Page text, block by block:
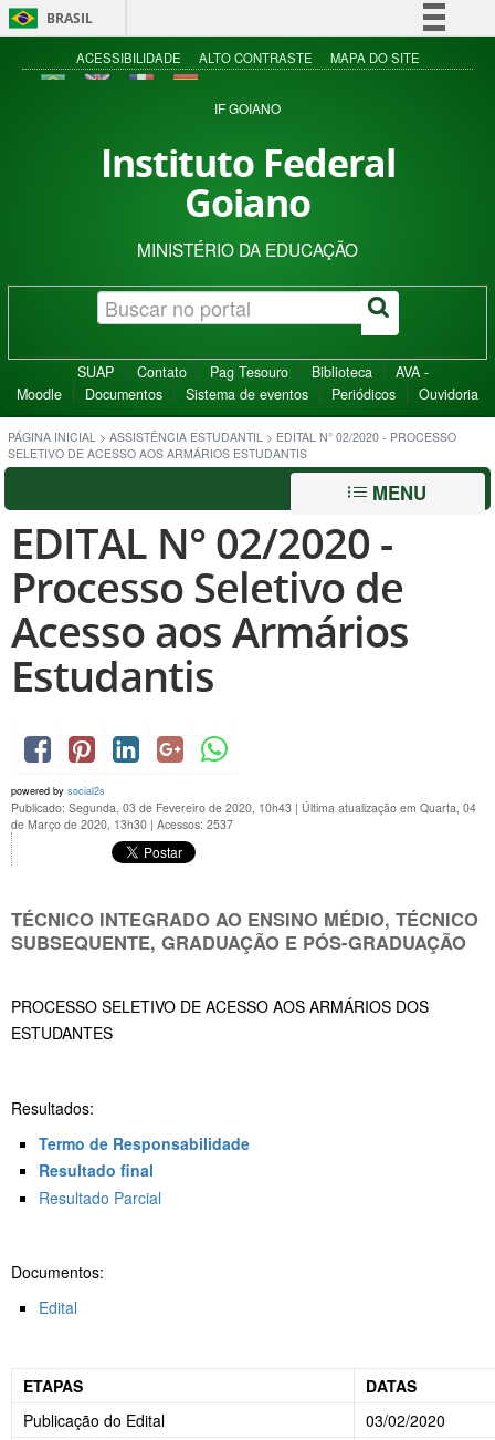
BRASIL
Simplifique!
Acesso à informação
ACESSIBILIDADE ALTO CONTRASTE MAPA DO SITE
IF GOIANO
Instituto Federal
Goiano
MINISTÉRIO DA EDUCAÇÃO
SUAP Contato Pag Tesouro Biblioteca
AVA -
Moodle
Documentos Sistema de eventos Periódicos Ouvidoria
PÁGINA INICIAL > ASSISTÊNCIA ESTUDANTIL > EDITAL N° 02/2020 - PROCESSO
SELETIVO DE ACESSO AOS ARMÁRIOS ESTUDANTIS
MENU
EDITAL N° 02/2020 -
Processo Seletivo de
Acesso aos Armários
Estudantis
powered by social2s
Publicado: Segunda, 03 de Fevereiro de 2020, 10h43 | Última atualização em Quarta, 04
de Março de 2020, 13h30 | Acessos: 2537
TÉCNICO INTEGRADO AO ENSINO MÉDIO, TÉCNICO
SUBSEQUENTE, GRADUAÇÃO E PÓS-GRADUAÇÃO
PROCESSO SELETIVO DE ACESSO AOS ARMÁRIOS DOS
ESTUDANTES
Resultados:
Termo de Responsabilidade
Resultado final
Resultado Parcial
Documentos:
Edital
ETAPAS
DATAS
Publicação do Edital
03/02/2020